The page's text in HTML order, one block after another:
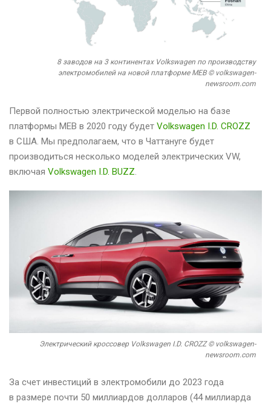
8 заводов на 3 континентах Volkswagen по производству
электромобилей на новой платформе MEB © volkswagen-
newsroom.com
Первой полностью электрической моделью на базе
платформы MEB в 2020 году будет Volkswagen I.D. CROZZ
в США. Мы предполагаем, что в Чаттануге будет
производиться несколько моделей электрических VW,
включая Volkswagen I.D. BUZZ.
Электрический кроссовер Volkswagen I.D. CROZZ © volkswagen-
newsroom.com
За счет инвестиций в электромобили до 2023 года
в размере почти 50 миллиардов долларов (44 миллиарда